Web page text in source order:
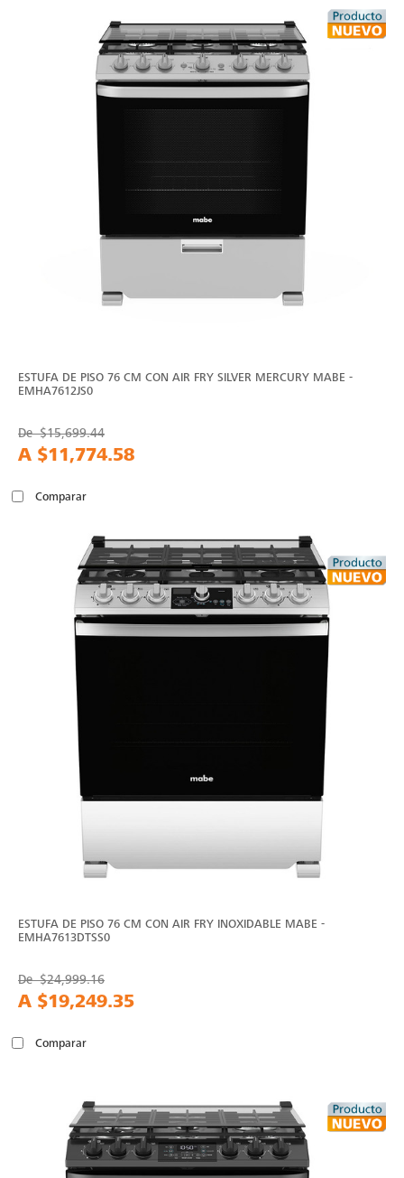
ESTUFA DE PISO 76 CM CON AIR FRY SILVER MERCURY MABE -
EMHA7612JS0
De$15,699.44
A $11,774.58
Comparar
ESTUFA DE PISO 76 CM CON AIR FRY INOXIDABLE MABE -
EMHA7613DTSS0
De$24,999.16
A $19,249.35
Comparar